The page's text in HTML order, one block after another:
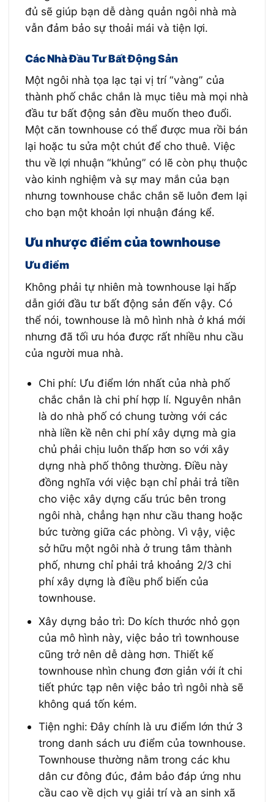
đủ sẽ giúp bạn dễ dàng quản ngôi nhà mà
vẫn đảm bảo sự thoải mái và tiện lợi.
Các Nhà Đầu Tư Bất Động Sản
Một ngôi nhà tọa lạc tại vị trí “vàng” của
thành phố chắc chắn là mục tiêu mà mọi nhà
đầu tư bất động sản đều muốn theo đuổi.
Một căn townhouse có thể được mua rồi bán
lại hoặc tu sửa một chút để cho thuê. Việc
thu về lợi nhuận “khủng” có lẽ còn phụ thuộc
vào kinh nghiệm và sự may mắn của bạn
nhưng townhouse chắc chắn sẽ luôn đem lại
cho bạn một khoản lợi nhuận đáng kể.
Ưu nhược điểm của townhouse
Ưu điểm
Không phải tự nhiên mà townhouse lại hấp
dẫn giới đầu tư bất động sản đến vậy. Có
thể nói, townhouse là mô hình nhà ở khá mới
nhưng đã tối ưu hóa được rất nhiều nhu cầu
của người mua nhà.
Chi phí: Ưu điểm lớn nhất của nhà phố
chắc chắn là chi phí hợp lí. Nguyên nhân
là do nhà phố có chung tường với các
nhà liền kề nên chi phí xây dựng mà gia
chủ phải chịu luôn thấp hơn so với xây
dựng nhà phố thông thường. Điều này
đồng nghĩa với việc bạn chỉ phải trả tiền
cho việc xây dựng cấu trúc bên trong
ngôi nhà, chẳng hạn như cầu thang hoặc
bức tường giữa các phòng. Vì vậy, việc
sở hữu một ngôi nhà ở trung tâm thành
phố, nhưng chỉ phải trả khoảng 2/3 chi
phí xây dựng là điều phổ biến của
townhouse.
Xây dựng bảo trì: Do kích thước nhỏ gọn
của mô hình này, việc bảo trì townhouse
cũng trở nên dễ dàng hơn. Thiết kế
townhouse nhìn chung đơn giản với ít chi
tiết phức tạp nên việc bảo trì ngôi nhà sẽ
không quá tốn kém.
Tiện nghi: Đây chính là ưu điểm lớn thứ 3
trong danh sách ưu điểm của townhouse.
Townhouse thường nằm trong các khu
dân cư đông đúc, đảm bảo đáp ứng nhu
cầu cao về dịch vụ giải trí và an sinh xã